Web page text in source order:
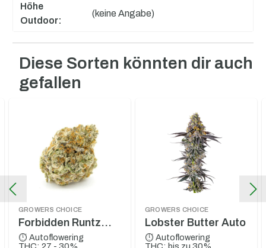
Höhe
Outdoor:
(keine Angabe)
Produktgalerie überspringen
Diese Sorten könnten dir auch
gefallen
GROWERS CHOICE
Forbidden Runtz
XXL Auto
⏱ Autoflowering
GROWERS CHOICE
Lobster Butter Auto
⏱ Autoflowering